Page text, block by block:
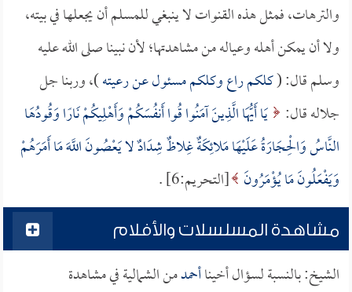
والترهات، فمثل هذه القنوات لا ينبغي للمسلم أن يجعلها في بيته،
ولا أن يمكن أهله وعياله من مشاهدتها؛ لأن نبينا صلى الله عليه
وسلم قال: (كلكم راع وكلكم مسئول عن رعيته)، وربنا جل
جلاله قال: يَا أَيُّهَا الَّذِينَ آمَنُوا قُوا أَنفُسَكُمْ وَأَهْلِيكُمْ نَارًا وَقُودُهَا
النَّاسُ وَالْحِجَارَةُ عَلَيْهَا مَلائِكَةٌ غِلاظٌ شِدَادٌ لا يَعْصُونَ اللَّهَ مَا أَمَرَهُمْ
وَيَفْعَلُونَ مَا يُؤْمَرُونَ [التحريم:6] .
مشاهدة المسلسلات والأفلام
الشيخ: بالنسبة لسؤال أخيناأحمدمن الشمالية في مشاهدة